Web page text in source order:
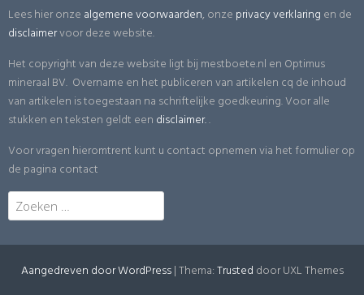
Lees hier onze algemene voorwaarden, onze privacy verklaring en de
disclaimervoor deze website.
Het copyright van deze website ligt bij mestboete.nl en Optimus
mineraal BV. Overname en het publiceren van artikelen cq de inhoud
van artikelen is toegestaan na schriftelijke goedkeuring. Voor alle
stukken en teksten geldt een disclaimer..
Voor vragen hieromtrent kunt u contact opnemen via het formulier op
de pagina contact
Zoeken
naar:
Aangedreven door WordPress|Thema:Trusted door UXL Themes